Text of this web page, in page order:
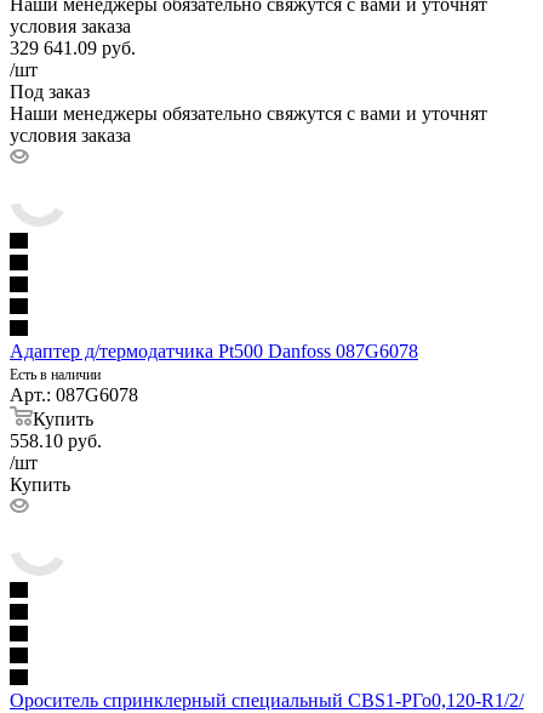
условия заказа
329 641.09 руб.
/шт
Под заказ
Наши менеджеры обязательно свяжутся с вами и уточнят
условия заказа
Адаптер д/термодатчика Pt500 Danfoss 087G6078
Есть в наличии
Арт.: 087G6078
Купить
558.10 руб.
/шт
Купить
Ороситель спринклерный специальный СВS1-РГо0,120-R1/2/